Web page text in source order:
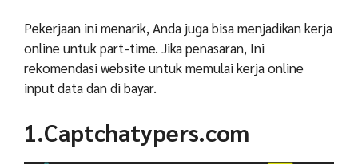
Pekerjaan ini menarik, Anda juga bisa menjadikan kerja
online untuk part-time. Jika penasaran, Ini
rekomendasi website untuk memulai kerja online
input data dan di bayar.
1.Captchatypers.com